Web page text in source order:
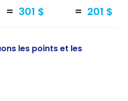
301 $ 201 $
les points et les